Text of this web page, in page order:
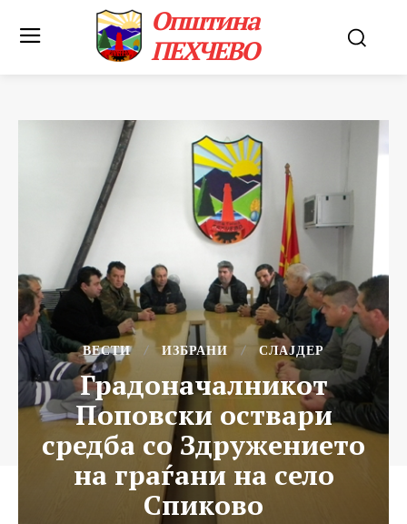
Општина
ПЕХЧЕВО
ВЕСТИ ИЗБРАНИ СЛАЈДЕР
Градоначалникот
Поповски оствари
средба со Здружението
на граѓани на село
Спиково